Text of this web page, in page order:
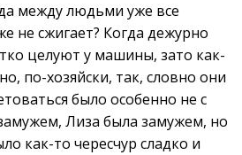
между людьми уже все
не сжигает? Когда дежурно
целуют у машины, зато как-
по-хозяйски, так, словно они
было особенно не с
Лиза была замужем, но
как-то чересчур сладко и